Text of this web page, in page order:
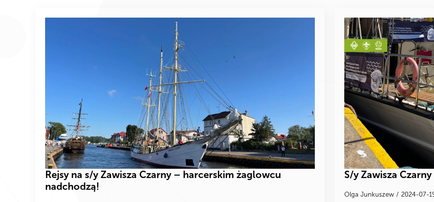
Rejsy na s/y Zawisza Czarny – harcerskim żaglowcu
nadchodzą!
S/y Zawisza
Olga Junkuszew 2024-07-